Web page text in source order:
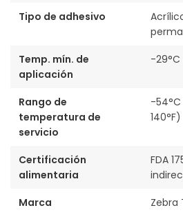
Tipo de adhesivo
Temp. mín. de
aplicación
-
Rango de
temperatura de
servicio
-54°C
140°F)
Certificación
alimentaria
FDA
Marca
Zebra